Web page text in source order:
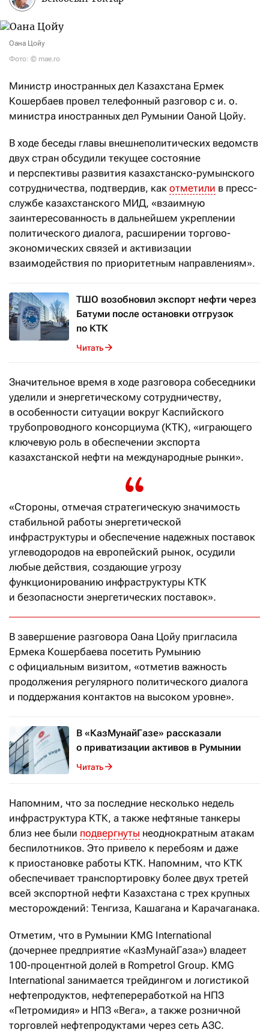
Оана Цойу
Фото: © mae.ro
Министр иностранных дел Казахстана Ермек
Кошербаев провел телефонный разговор с и. о.
министра иностранных дел Румынии Оаной Цойу.
В ходе беседы главы внешнеполитических ведомств
двух стран обсудили текущее состояние
и перспективы развития казахстанско-румынского
сотрудничества, подтвердив, как отметили в пресс-
службе казахстанского МИД, «взаимную
заинтересованность в дальнейшем укреплении
политического диалога, расширении торгово-
экономических связей и активизации
взаимодействия по приоритетным направлениям».
ТШО возобновил экспорт нефти через
Батуми после остановки отгрузок
по КТК
Читать
Значительное время в ходе разговора собеседники
уделили и энергетическому сотрудничеству,
в особенности ситуации вокруг Каспийского
трубопроводного консорциума (КТК), «играющего
ключевую роль в обеспечении экспорта
казахстанской нефти на международные рынки».
«Стороны, отмечая стратегическую значимость
стабильной работы энергетической
инфраструктуры и обеспечение надежных поставок
углеводородов на европейский рынок, осудили
любые действия, создающие угрозу
функционированию инфраструктуры КТК
и безопасности энергетических поставок».
В завершение разговора Оана Цойу пригласила
Ермека Кошербаева посетить Румынию
с официальным визитом, «отметив важность
продолжения регулярного политического диалога
и поддержания контактов на высоком уровне».
В «КазМунайГазе» рассказали
о приватизации активов в Румынии
Читать
Напомним, что за последние несколько недель
инфраструктура КТК, а также нефтяные танкеры
близ нее были подвергнуты неоднократным атакам
беспилотников. Это привело к перебоям и даже
к приостановке работы КТК. Напомним, что КТК
обеспечивает транспортировку более двух третей
всей экспортной нефти Казахстана с трех крупных
месторождений: Тенгиза, Кашагана и Карачаганака.
Отметим, что в Румынии KMG International
(дочернее предприятие «КазМунайГаза») владеет
100-процентной долей в Rompetrol Group. KMG
International занимается трейдингом и логистикой
нефтепродуктов, нефтепереработкой на НПЗ
«Петромидия» и НПЗ «Вега», а также розничной
торговлей нефтепродуктами через сеть АЗС.